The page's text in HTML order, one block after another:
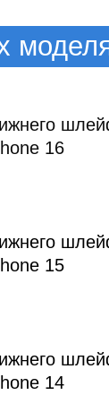
16
15
14